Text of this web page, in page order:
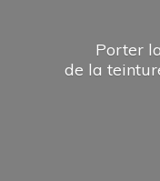
Porter
de la